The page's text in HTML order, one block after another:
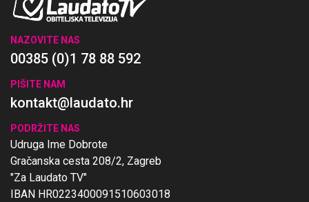
NAZOVITE NAS
00385 (0)1 78 88 592
PIŠITE NAM
kontakt@laudato.hr
PODRŽITE NAS
Udruga Ime Dobrote
Gračanska cesta 208/2, Zagreb
"Za Laudato TV"
IBAN HR0223400091510603018